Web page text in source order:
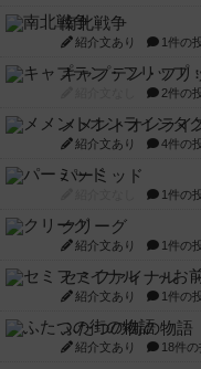
南北戦争
紹介文あり 1件の
キャプテン・フリ
2件の
メメントオンライ
紹介文あり 4件の
パーミッド
1件の
クリーグ
紹介文あり 1件の
セミファイナル
紹介文あり 1件の
ふたつの街の物語
紹介文あり 18件の